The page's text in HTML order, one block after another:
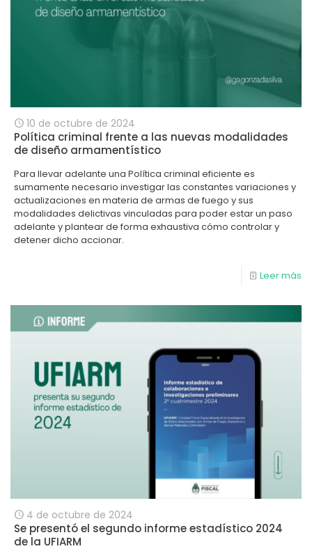
10 de octubre de 2024
Política criminal frente a las nuevas modalidades
de diseño armamentístico
Para llevar adelante una Política criminal eficiente es
sumamente necesario investigar las constantes variaciones y
actualizaciones en materia de armas de fuego y sus
modalidades delictivas vinculadas para poder estar un paso
adelante y plantear de forma exhaustiva cómo controlar y
detener dicho accionar.
Leer más
4 de octubre de 2024
Se presentó el segundo informe estadístico 2024
de la UFIARM